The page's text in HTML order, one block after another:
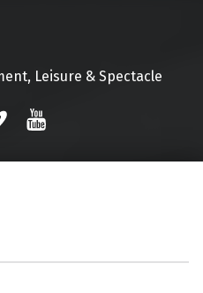
Leisure & Spectacle